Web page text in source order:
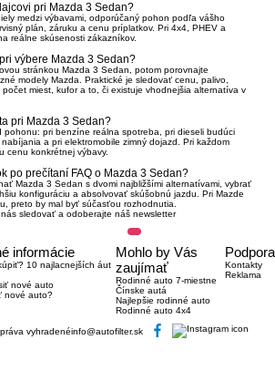
pri Mazda 3 Sedan?
medzi výbavami, odporúčaný pohon podľa vášho
plán, záruku a cenu príplatkov. Pri 4x4, PHEV a
reálne skúsenosti zákazníkov.
výbere Mazda 3 Sedan?
stránkou Mazda 3 Sedan, potom porovnajte
modely Mazda. Praktické je sledovať cenu, palivo,
miest, kufor a to, či existuje vhodnejšia alternatíva v
pri Mazda 3 Sedan?
pohonu: pri benzíne reálna spotreba, pri dieseli budúci
a pri elektromobile zimný dojazd. Pri každom
cenu konkrétnej výbavy.
po prečítaní FAQ o Mazda 3 Sedan?
Mazda 3 Sedan s dvomi najbližšími alternatívami, vybrať
konfiguráciu a absolvovať skúšobnú jazdu. Pri Mazde
preto by mal byť súčasťou rozhodnutia.
sledovať a odoberajte náš newsletter
informácie
10 najlacnejších áut
nové auto
nové auto?
Mohlo by Vás
zaujímať
Rodinné auto 7-miestne
Čínske autá
Najlepšie rodinné auto
Rodinné auto 4x4
Podpora
Kontakty
Reklama
vyhradenéinfo@autofilter.sk